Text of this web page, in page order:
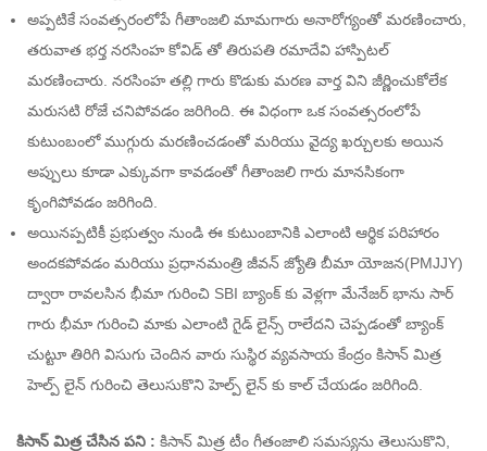
అప్పటికే సంవత్సరంలోపే గీతాంజలి మామగారు అనారోగ్యంతో మరణించారు,
తరువాత భర్త నరసింహ కోవిడ్ తో తిరుపతి రమాదేవి హాస్పిటల్
మరణించారు. నరసింహ తల్లి గారు కొడుకు మరణ వార్త విని జీర్ణించుకోలేక
మరుసటి రోజే చనిపోవడం జరిగింది. ఈ విధంగా ఒక సంవత్సరంలోపే
కుటుంబంలో ముగ్గురు మరణించడంతో మరియు వైద్య ఖర్చులకు అయిన
అప్పులు కూడా ఎక్కువగా కావడంతో గీతాంజలి గారు మానసికంగా
కృంగిపోవడం జరిగింది.
అయినప్పటికీ ప్రభుత్వం నుండి ఈ కుటుంబానికి ఎలాంటి ఆర్థిక పరిహారం
అందకపోవడం మరియు ప్రధానమంత్రి జీవన్ జ్యోతి బీమా యోజన(PMJJY)
ద్వారా రావలసిన భీమా గురించి SBI బ్యాంక్ కు వెళ్లగా మేనేజర్ భాను సార్
గారు భీమా గురించి మాకు ఎలాంటి గైడ్ లైన్స్ రాలేదని చెప్పడంతో బ్యాంక్
చుట్టూ తిరిగి విసుగు చెందిన వారు సుస్థిర వ్యవసాయ కేంద్రం కిసాన్ మిత్ర
హెల్ప్ లైన్ గురించి తెలుసుకొని హెల్ప్ లైన్ కు కాల్ చేయడం జరిగింది.
కిసాన్ మిత్ర చేసిన పని : కిసాన్ మిత్ర టీం గీతంజాలి సమస్యను తెలుసుకొని,